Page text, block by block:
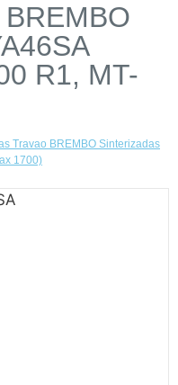
R1, MT-
Travao BREMBO Sinterizadas
1700)